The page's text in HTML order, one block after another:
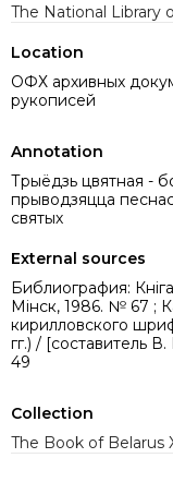
The National Library
Location
ОФХ архивных
рукописей
Annotation
Трыёдзь цвятная -
прыводзяцца
святых
External sources
Библиография:
Мінск, 1986. № 67 ;
кирилловского
гг.) / [составитель
49
Collection
The Book of Belarus